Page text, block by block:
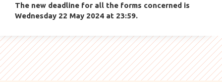
The new deadline for all the forms concerned is
Wednesday 22 May 2024 at 23:59.